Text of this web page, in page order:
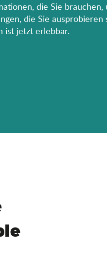
die Sie
die Sie
ist jetzt erlebbar.